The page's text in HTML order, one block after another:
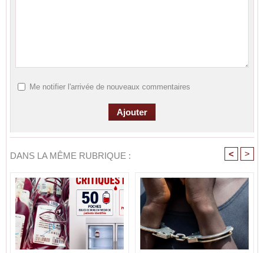
Me notifier l'arrivée de nouveaux commentaires
DANS LA MÊME RUBRIQUE : < >